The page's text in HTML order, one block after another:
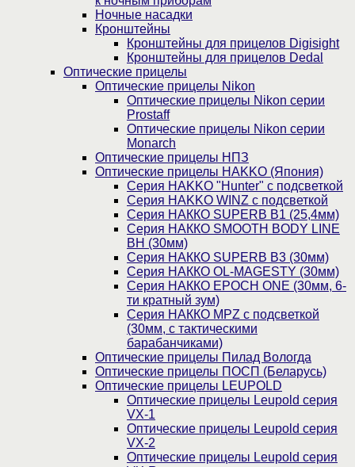
Ночные насадки
Кронштейны
Кронштейны для прицелов Digisight
Кронштейны для прицелов Dedal
Оптические прицелы
Оптические прицелы Nikon
Оптические прицелы Nikon серии
Prostaff
Оптические прицелы Nikon серии
Monarch
Оптические прицелы НПЗ
Оптические прицелы HAKKO (Япония)
Cерия HAKKO "Hunter" с подсветкой
Серия НAKKO WINZ с подсветкой
Серия НАККО SUPERB B1 (25,4мм)
Серия НАККО SMOOTH BODY LINE
BH (30мм)
Серия НАККО SUPERB B3 (30мм)
Серия НАККО OL-MAGESTY (30мм)
Серия НАККО EPOCH ONE (30мм, 6-
ти кратный зум)
Серия НАККО MPZ с подсветкой
(30мм, c тактическими
барабанчиками)
Оптические прицелы Пилад Вологда
Оптические прицелы ПОСП (Беларусь)
Оптические прицелы LEUPOLD
Оптические прицелы Leupold серия
VX-1
Оптические прицелы Leupold серия
VX-2
Оптические прицелы Leupold серия